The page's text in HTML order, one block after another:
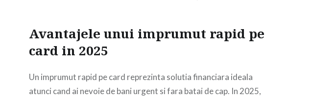
Avantajele unui imprumut rapid pe
card in 2025
Un imprumut rapid pe card reprezinta solutia financiara ideala
atunci cand ai nevoie de bani urgent si fara batai de cap. In 2025,